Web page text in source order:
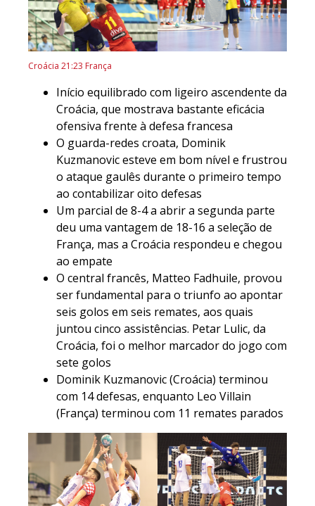
Croácia 21:23 França
Início equilibrado com ligeiro ascendente da
Croácia, que mostrava bastante eficácia
ofensiva frente à defesa francesa
O guarda-redes croata, Dominik
Kuzmanovic esteve em bom nível e frustrou
o ataque gaulês durante o primeiro tempo
ao contabilizar oito defesas
Um parcial de 8-4 a abrir a segunda parte
deu uma vantagem de 18-16 a seleção de
França, mas a Croácia respondeu e chegou
ao empate
O central francês, Matteo Fadhuile, provou
ser fundamental para o triunfo ao apontar
seis golos em seis remates, aos quais
juntou cinco assistências. Petar Lulic, da
Croácia, foi o melhor marcador do jogo com
sete golos
Dominik Kuzmanovic (Croácia) terminou
com 14 defesas, enquanto Leo Villain
(França) terminou com 11 remates parados